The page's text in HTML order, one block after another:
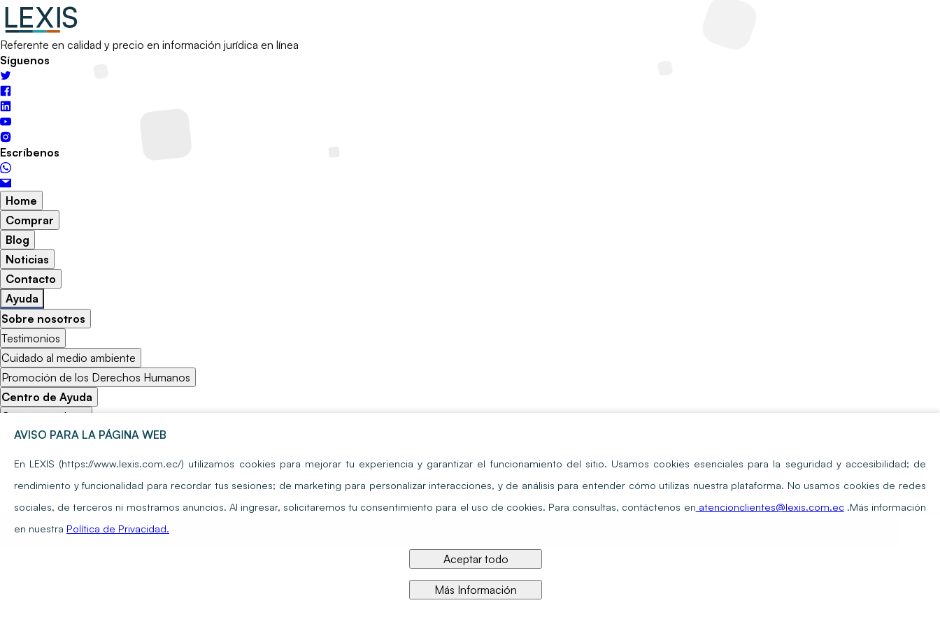
AVISO PARA LA PÁGINA WEB
En LEXIS (https://www.lexis.com.ec/) utilizamos cookies para mejorar tu experiencia y garantizar el funcionamiento del sitio. Usamos cookies esenciales para la seguridad y accesibilidad; de
rendimiento y funcionalidad para recordar tus sesiones; de marketing para personalizar interacciones, y de análisis para entender cómo utilizas nuestra plataforma. No usamos cookies de redes
sociales, de terceros ni mostramos anuncios. Al ingresar, solicitaremos tu consentimiento para el uso de cookies. Para consultas, contáctenos en atencionclientes@lexis.com.ec.Más información
en nuestra Política de Privacidad.
Aceptar todo
Más Información
Referente en calidad y precio en información jurídica en línea
Síguenos
Escríbenos
Home
Comprar
Blog
Noticias
Contacto
Ayuda
Sobre nosotros
Testimonios
Cuidado al medio ambiente
Promoción de los Derechos Humanos
Centro de Ayuda
Compras en línea
Activación de usuario
Quito:
Guayaquil:098 559 0298
Cuenca:099 682 1773